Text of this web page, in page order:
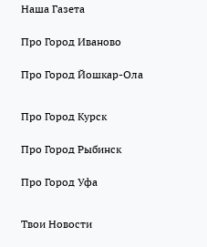
Наша Газета
Про Город Иваново
Про Город Йошкар-Ола
Про Город Курск
Про Город Рыбинск
Про Город Уфа
Твои Новости